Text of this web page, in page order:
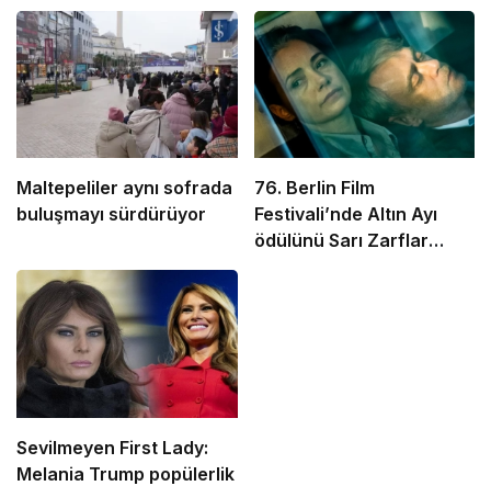
Maltepeliler aynı sofrada
buluşmayı sürdürüyor
76. Berlin Film
Festivali’nde Altın Ayı
ödülünü Sarı Zarflar
Sevilmeyen First Lady:
Melania Trump popülerlik